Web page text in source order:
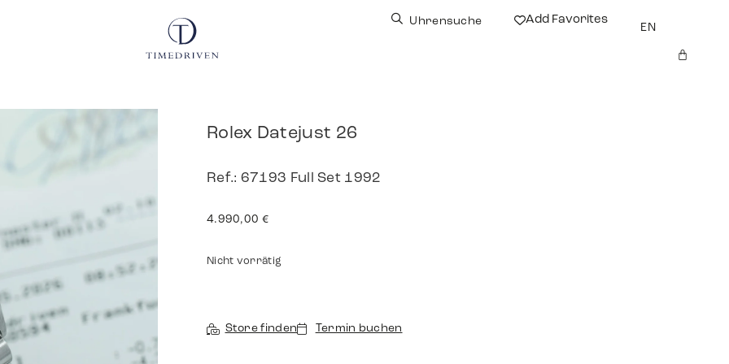
Uhrensuche Add Favorites
EN
Rolex Datejust 26
Ref.: 67193 Full Set 1992
4.990,00 €
Nicht vorrätig
Store finden Termin buchen